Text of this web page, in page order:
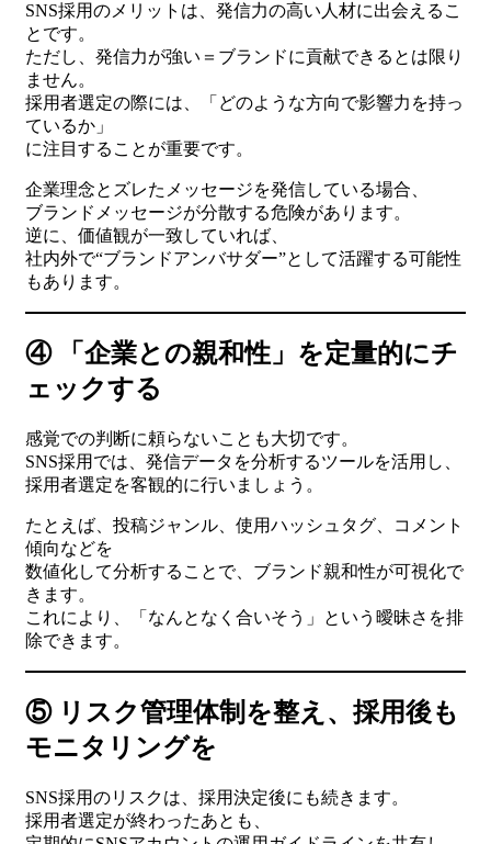
SNS採用のメリットは、発信力の高い人材に出会えるこ
とです。
ただし、発信力が強い＝ブランドに貢献できるとは限り
ません。
採用者選定の際には、「どのような方向で影響力を持っ
ているか」
に注目することが重要です。
企業理念とズレたメッセージを発信している場合、
ブランドメッセージが分散する危険があります。
逆に、価値観が一致していれば、
社内外で“ブランドアンバサダー”として活躍する可能性
もあります。
④ 「企業との親和性」を定量的にチ
ェックする
感覚での判断に頼らないことも大切です。
SNS採用では、発信データを分析するツールを活用し、
採用者選定を客観的に行いましょう。
たとえば、投稿ジャンル、使用ハッシュタグ、コメント
傾向などを
数値化して分析することで、ブランド親和性が可視化で
きます。
これにより、「なんとなく合いそう」という曖昧さを排
除できます。
⑤ リスク管理体制を整え、採用後も
モニタリングを
SNS採用のリスクは、採用決定後にも続きます。
採用者選定が終わったあとも、